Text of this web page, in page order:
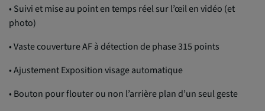
• Suivi et mise au point en temps réel surl’œilen vidéo (et
photo)
•Vaste couverture AF à détection de phase 315 points
•Ajustement Exposition visage automatique
• Bouton pour flouter ou non l’arrièrepland’un seul geste